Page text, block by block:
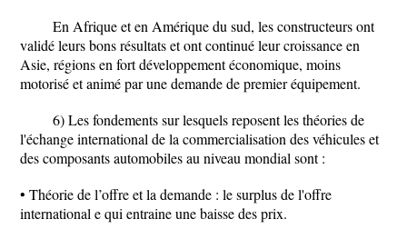
En Afrique et en Amérique du sud, les constructeurs ont
validé leurs bons résultats et ont continué leur croissance en
Asie, régions en fort développement économique, moins
motorisé et animé par une demande de premier équipement.
6) Les fondements sur lesquels reposent les théories de
l'échange international de la commercialisation des véhicules et
des composants automobiles au niveau mondial sont :
• Théorie de l’offre et la demande : le surplus de l'offre
international e qui entraine une baisse des prix.